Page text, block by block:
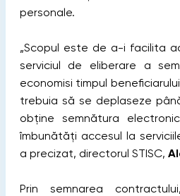
personale.
„Scopul este de a-i facilita
serviciul de eliberare a
economisi timpul
trebuia să se deplaseze
obține semnătura
îmbunătăți accesul la
a precizat, directorul STISC,
Prin semnarea